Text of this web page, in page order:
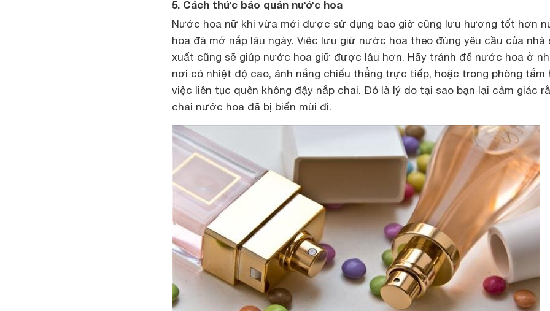
5. Cách thức bảo quản nước hoa
Nước hoa nữ khi vừa mới được sử dụng bao giờ cũng lưu hương tốt hơn
hoa đã mở nắp lâu ngày. Việc lưu giữ nước hoa theo đúng yêu cầu của nhà
xuất cũng sẽ giúp nước hoa giữ được lâu hơn. Hãy tránh để nước hoa ở
nơi có nhiệt độ cao, ánh nắng chiếu thẳng trực tiếp, hoặc trong phòng tắm
việc liên tục quên không đậy nắp chai. Đó là lý do tại sao bạn lại cảm giác
chai nước hoa đã bị biến mùi đi.